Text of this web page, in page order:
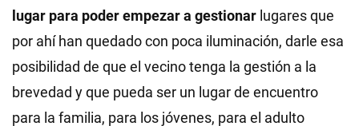
lugar para poder empezar a gestionar lugares que
por ahí han quedado con poca iluminación, darle esa
posibilidad de que el vecino tenga la gestión a la
brevedad y que pueda ser un lugar de encuentro
para la familia, para los jóvenes, para el adulto